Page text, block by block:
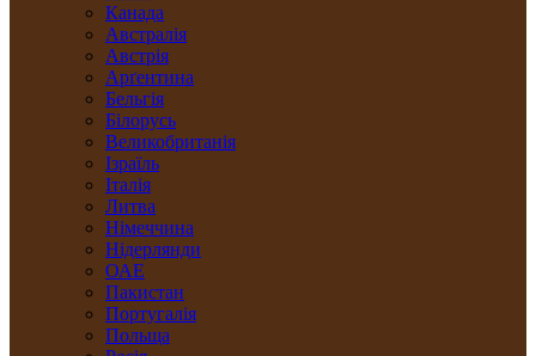
Канада
Австралія
Австрія
Арґентина
Бельгія
Білорусь
Великобританія
Ізраїль
Італія
Литва
Німеччина
Нідерлянди
ОАЕ
Пакистан
Португалія
Польща